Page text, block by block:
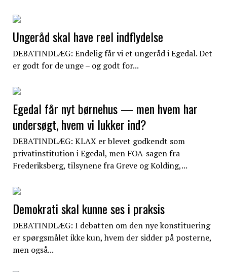
Ungeråd skal have reel indflydelse
DEBATINDLÆG: Endelig får vi et ungeråd i Egedal. Det
er godt for de unge – og godt for...
Egedal får nyt børnehus — men hvem har
undersøgt, hvem vi lukker ind?
DEBATINDLÆG: KLAX er blevet godkendt som
privatinstitution i Egedal, men FOA-sagen fra
Frederiksberg, tilsynene fra Greve og Kolding,...
Demokrati skal kunne ses i praksis
DEBATINDLÆG: I debatten om den nye konstituering
er spørgsmålet ikke kun, hvem der sidder på posterne,
men også...